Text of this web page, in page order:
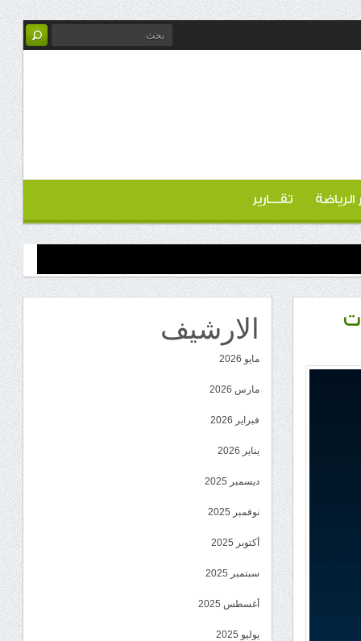
الرياضة تقـــارير
الارشيف
مايو 2026
مارس 2026
فبراير 2026
يناير 2026
ديسمبر 2025
نوفمبر 2025
أكتوبر 2025
سبتمبر 2025
أغسطس 2025
يوليو 2025